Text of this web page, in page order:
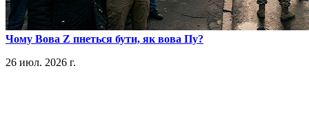
​Чому Вова Z пнеться бути, як вова Пу?
26 июл. 2026 г.